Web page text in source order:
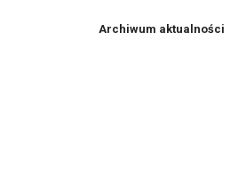
Archiwum aktualności